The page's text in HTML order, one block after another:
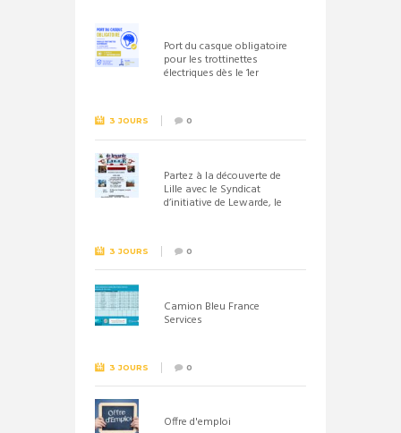
Port du casque obligatoire
pour les trottinettes
électriques dès le 1er
3 JOURS 0
Partez à la découverte de
Lille avec le Syndicat
d’initiative de Lewarde, le
3 JOURS 0
Camion Bleu France
Services
3 JOURS 0
Offre d'emploi